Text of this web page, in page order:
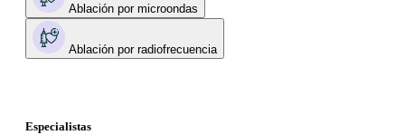
Ablación por microondas
Ablación por radiofrecuencia
Especialistas